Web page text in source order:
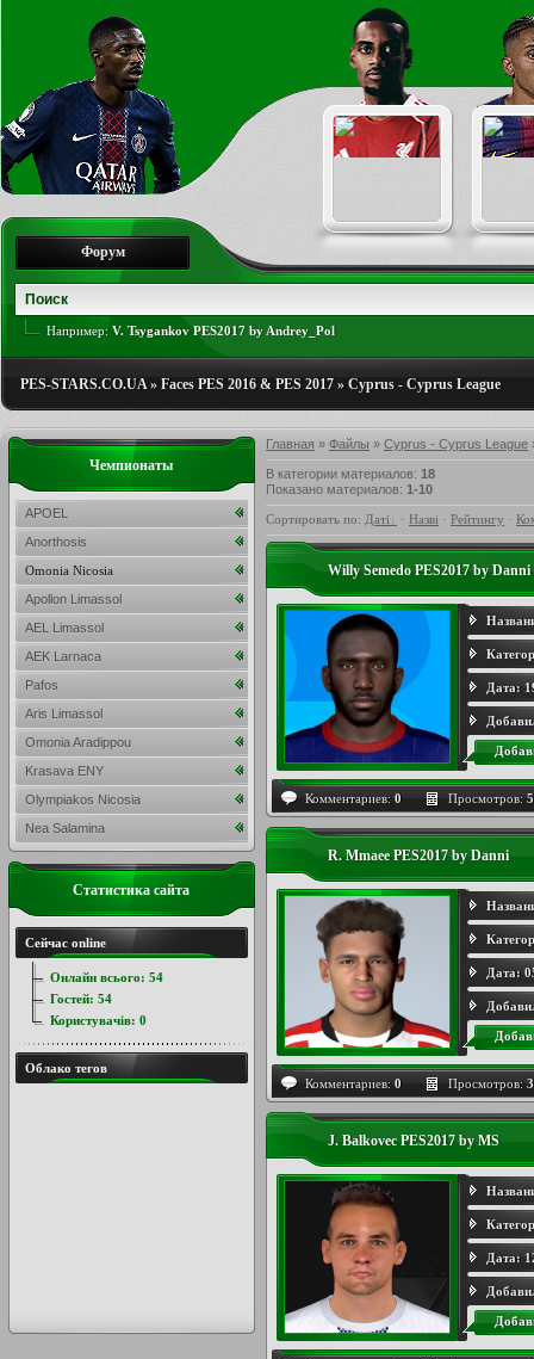
Форум
Например: V. Tsygankov PES2017 by Andrey_Pol
PES-STARS.CO.UA» Faces PES 2016 & PES 2017 » Cyprus - Cyprus League
Главная » Файлы » Cyprus - Cyprus League
В категории материалов: 18
Показано материалов: 1-10
Сортировать по: Даті · Назві · Рейтингу ·
Willy Semedo PES2017 by Danni
Дата:
Комментариев: 0 Просмотров:
R. Mmaee PES2017 by Danni
Дата:
Комментариев: 0 Просмотров:
J. Balkovec PES2017 by MS
Дата:
Чемпионаты
APOEL
Anorthosis
Omonia Nicosia
Apollon Limassol
AEL Limassol
AEK Larnaca
Pafos
Aris Limassol
Omonia Aradippou
Krasava ENY
Olympiakos Nicosia
Nea Salamina
Статистика сайта
Сейчас online
Онлайн всього: 54
Гостей: 54
Користувачів: 0
Облако тегов